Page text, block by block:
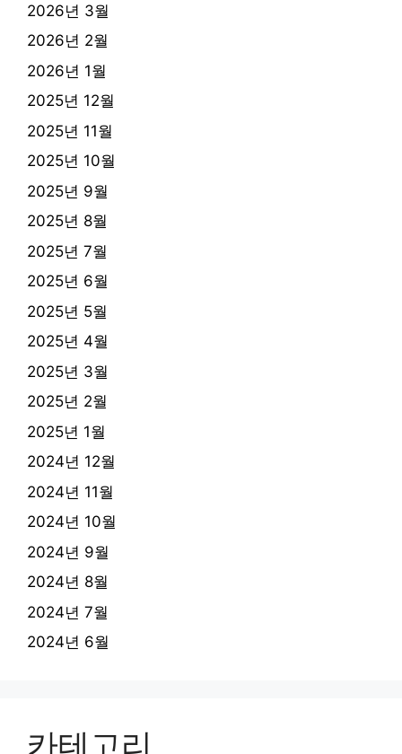
2026년 3월
2026년 2월
2026년 1월
2025년 12월
2025년 11월
2025년 10월
2025년 9월
2025년 8월
2025년 7월
2025년 6월
2025년 5월
2025년 4월
2025년 3월
2025년 2월
2025년 1월
2024년 12월
2024년 11월
2024년 10월
2024년 9월
2024년 8월
2024년 7월
2024년 6월
카테고리